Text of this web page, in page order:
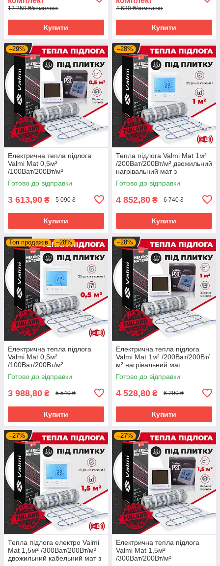
12 250 ₴/комплект
Купити
4 630 ₴/комплект
Купити
–29%
Електрична тепла підлога
Valmi Mat 0,5м²
/100Ват/200Вт/м²
нагрівальний мат
терморегулятором Valmi P30
Готово до відправки
3 613,90 ₴ 5 090 ₴
Купити
–28%
Тепла підлога Valmi Mat 1м²
/200Ват/200Вт/м² двожильний
нагрівальний мат з
терморегулятором TWE02
Wi-Fi
Готово до відправки
4 852,80 ₴ 6 740 ₴
Купити
Топ продажів –28%
Електрична тепла підлога
Valmi Mat 0,5м²
/100Ват/200Вт/м²
нагрівальний мат
терморегулятором TWE02
Готово до відправки
3 988,80 ₴ 5 540 ₴
Купити
–28%
Електрична тепла підлога
Valmi Mat 1м² /200Ват/200Вт/
м² нагрівальний мат
терморегулятором Valmi P30
Готово до відправки
4 528,80 ₴ 6 290 ₴
Купити
–27%
Тепла підлога електро Valmi
Mat 1,5м² /300Ват/200Вт/м²
двожильний кабельний мат з
–27%
Електрична тепла підлога
Valmi Mat 1,5м²
/300Ват/200Вт/м²